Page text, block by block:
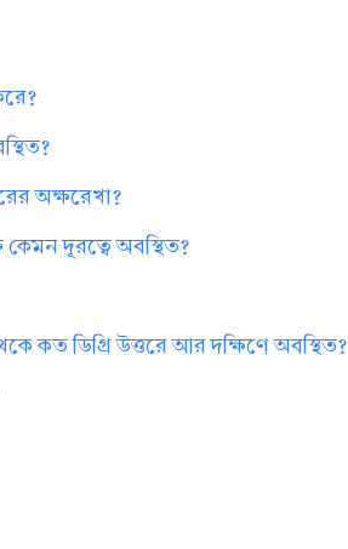
অক্ষরেখা?
দূরত্বে অবস্থিত?
কত ডিগ্রি উত্তরে আর দক্ষিণে অবস্থিত?